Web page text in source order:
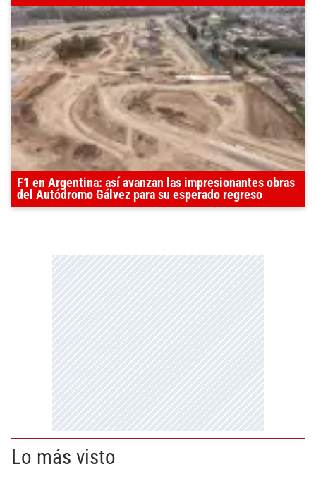
F1 en Argentina: así avanzan las impresionantes obras
del Autódromo Gálvez para su esperado regreso
Lo más visto